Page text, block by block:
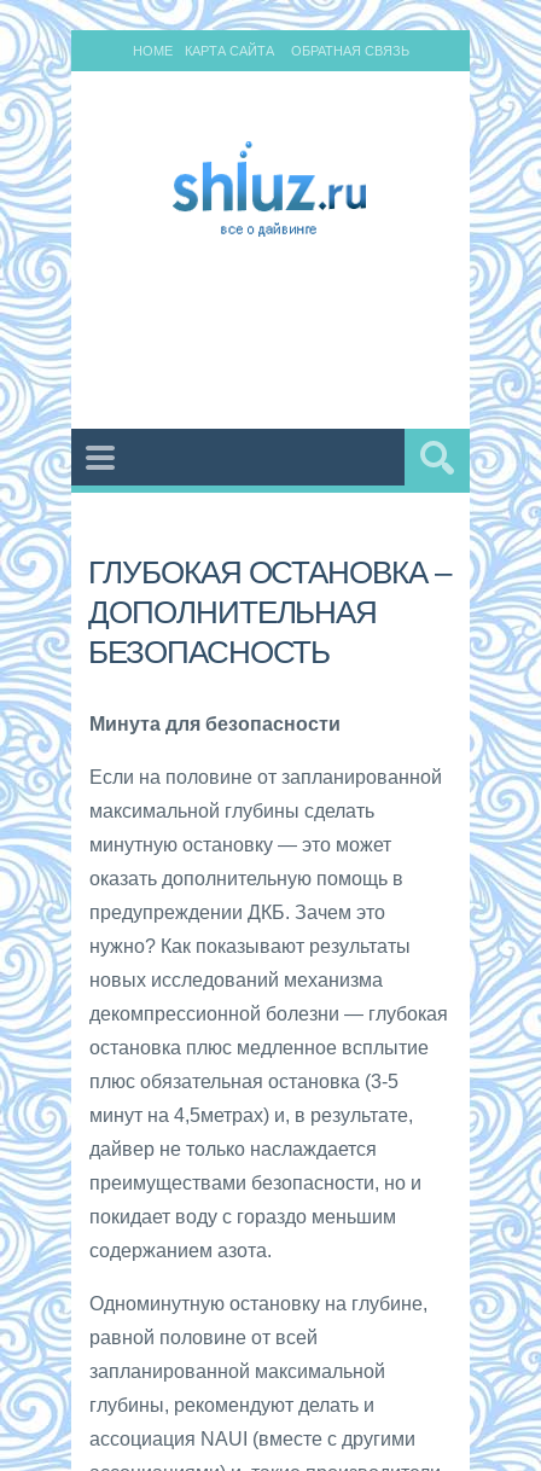
HOME КАРТА САЙТА ОБРАТНАЯ СВЯЗЬ
ГЛУБОКАЯ ОСТАНОВКА –
ДОПОЛНИТЕЛЬНАЯ
БЕЗОПАСНОСТЬ
Минута для безопасности
Если на половине от запланированной
максимальной глубины сделать
минутную остановку — это может
оказать дополнительную помощь в
предупреждении ДКБ. Зачем это
нужно? Как показывают результаты
новых исследований механизма
декомпрессионной болезни — глубокая
остановка плюс медленное всплытие
плюс обязательная остановка (3-5
минут на 4,5метрах) и, в результате,
дайвер не только наслаждается
преимуществами безопасности, но и
покидает воду с гораздо меньшим
содержанием азота.
Одноминутную остановку на глубине,
равной половине от всей
запланированной максимальной
глубины, рекомендуют делать и
ассоциация NAUI (вместе с другими